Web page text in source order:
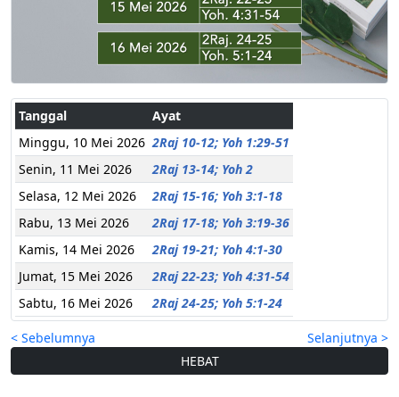
Tanggal
Ayat
Minggu, 10 Mei 2026 2Raj 10-12; Yoh 1:29-51
Senin, 11 Mei 2026
2Raj 13-14; Yoh 2
Selasa, 12 Mei 2026
2Raj 15-16; Yoh 3:1-18
Rabu, 13 Mei 2026
2Raj 17-18; Yoh 3:19-36
Kamis, 14 Mei 2026
2Raj 19-21; Yoh 4:1-30
Jumat, 15 Mei 2026
2Raj 22-23; Yoh 4:31-54
Sabtu, 16 Mei 2026
2Raj 24-25; Yoh 5:1-24
< Sebelumnya
Selanjutnya >
HEBAT